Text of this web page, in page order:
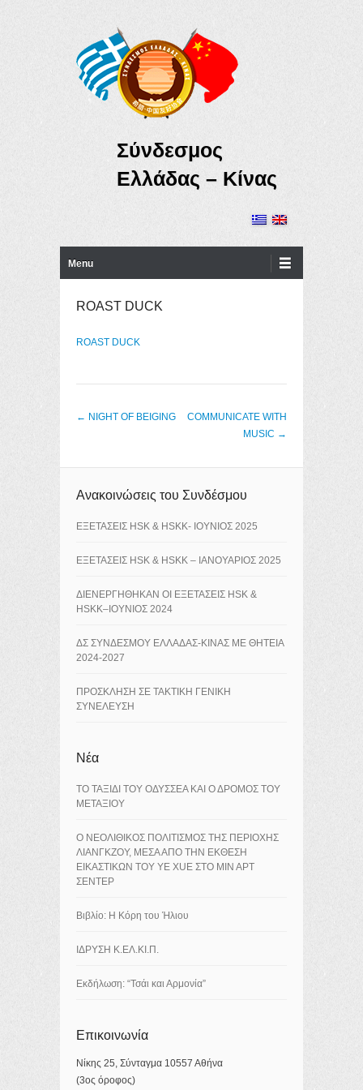
Σύνδεσμος
Ελλάδας – Κίνας
Menu
ROAST DUCK
ROAST DUCK
Post navigation
← NIGHT OF BEIGING
COMMUNICATE WITH
MUSIC →
Ανακοινώσεις του Συνδέσμου
ΕΞΕΤΑΣΕΙΣ HSK & HSKK- ΙΟΥΝΙΟΣ 2025
ΕΞΕΤΑΣΕΙΣ HSK & HSKK – ΙΑΝΟΥΑΡΙΟΣ 2025
ΔΙΕΝΕΡΓΗΘΗΚΑΝ ΟΙ ΕΞΕΤΑΣΕΙΣ HSK &
HSKK–ΙΟΥΝΙΟΣ 2024
ΔΣ ΣΥΝΔΕΣΜΟΥ ΕΛΛΑΔΑΣ-ΚΙΝΑΣ ΜΕ ΘΗΤΕΙΑ
2024-2027
ΠΡΟΣΚΛΗΣΗ ΣΕ ΤΑΚΤΙΚΗ ΓΕΝΙΚΗ
ΣΥΝΕΛΕΥΣΗ
Νέα
ΤΟ ΤΑΞΙΔΙ ΤΟΥ ΟΔΥΣΣΕΑ ΚΑΙ Ο ΔΡΟΜΟΣ ΤΟΥ
ΜΕΤΑΞΙΟΥ
Ο ΝΕΟΛΙΘΙΚΟΣ ΠΟΛΙΤΙΣΜΟΣ ΤΗΣ ΠΕΡΙΟΧΗΣ
ΛΙΑΝΓΚΖΟΥ, ΜΕΣΑ ΑΠΟ ΤΗΝ ΕΚΘΕΣΗ
ΕΙΚΑΣΤΙΚΩΝ ΤΟΥ YE XUE ΣΤΟ ΜΙΝ ΑΡΤ
ΣΕΝΤΕΡ
Βιβλίο: Η Κόρη του Ήλιου
ΙΔΡΥΣΗ Κ.ΕΛ.ΚΙ.Π.
Εκδήλωση: “Τσάι και Αρμονία”
Επικοινωνία
Νίκης 25, Σύνταγμα 10557 Αθήνα
(3ος όροφος)